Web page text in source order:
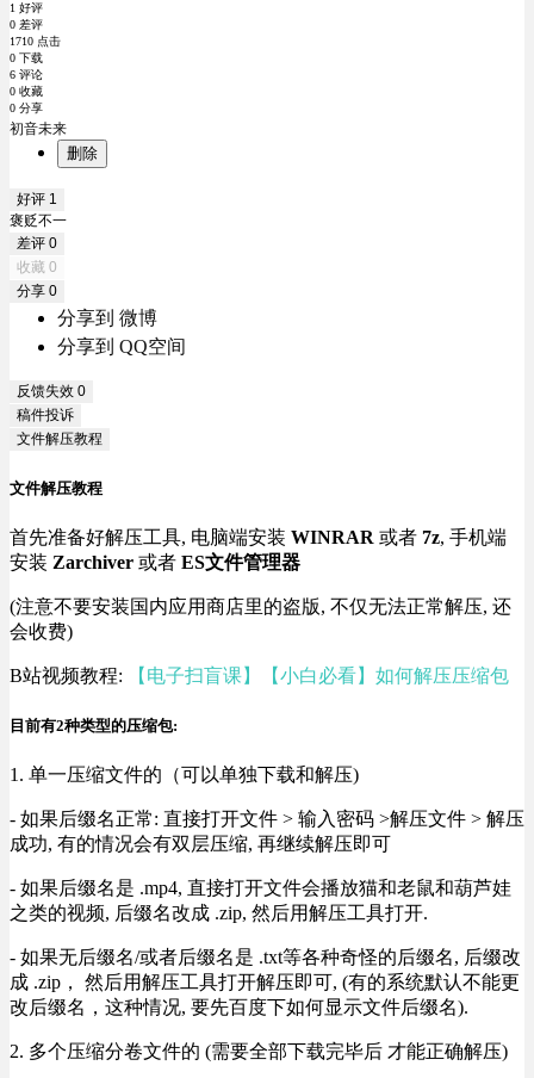
1 好评
0 差评
1710 点击
0 下载
6 评论
0 收藏
0 分享
初音未来
删除
好评 1
褒贬不一
差评 0
收藏 0
分享 0
分享到 微博
分享到 QQ空间
反馈失效 0
稿件投诉
文件解压教程
文件解压教程
首先准备好解压工具, 电脑端安装 WINRAR 或者 7z, 手机端
安装 Zarchiver 或者 ES文件管理器
(注意不要安装国内应用商店里的盗版, 不仅无法正常解压, 还
会收费)
B站视频教程: 【电子扫盲课】【小白必看】如何解压压缩包
目前有2种类型的压缩包:
1. 单一压缩文件的（可以单独下载和解压)
- 如果后缀名正常: 直接打开文件 > 输入密码 >解压文件 > 解压
成功, 有的情况会有双层压缩, 再继续解压即可
- 如果后缀名是 .mp4, 直接打开文件会播放猫和老鼠和葫芦娃
之类的视频, 后缀名改成 .zip, 然后用解压工具打开.
- 如果无后缀名/或者后缀名是 .txt等各种奇怪的后缀名, 后缀改
成 .zip， 然后用解压工具打开解压即可, (有的系统默认不能更
改后缀名，这种情况, 要先百度下如何显示文件后缀名).
2. 多个压缩分卷文件的 (需要全部下载完毕后 才能正确解压)